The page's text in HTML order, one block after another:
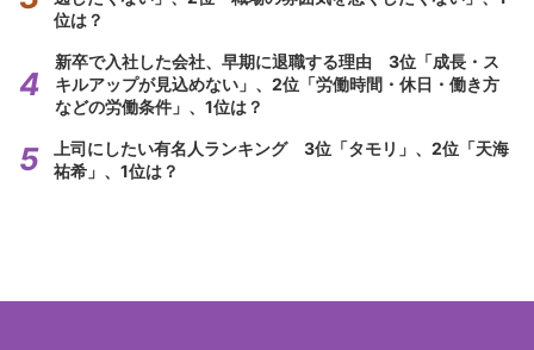
位は？
新卒で入社した会社、早期に退職する理由 3位「成長・ス
キルアップが見込めない」、2位「労働時間・休日・働き方
などの労働条件」、1位は？
上司にしたい有名人ランキング 3位「タモリ」、2位「天海
祐希」、1位は？